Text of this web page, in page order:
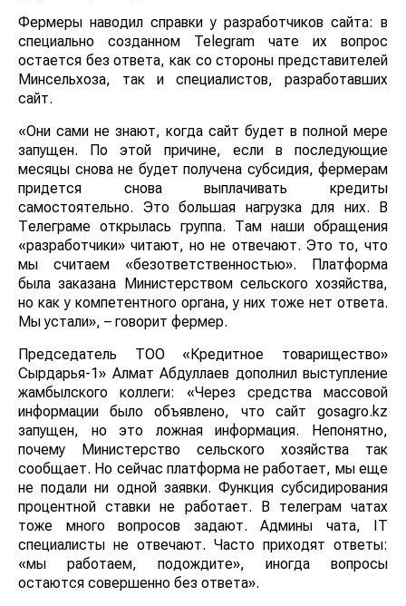
Фермеры наводил справки у разработчиков сайта: в
специально созданном Telegram чате их вопрос
остается без ответа, как со стороны представителей
Минсельхоза, так и специалистов, разработавших
сайт.
«Они сами не знают, когда сайт будет в полной мере
запущен. По этой причине, если в последующие
месяцы снова не будет получена субсидия, фермерам
придется снова выплачивать кредиты
самостоятельно. Это большая нагрузка для них. В
Телеграме открылась группа. Там наши обращения
«разработчики» читают, но не отвечают. Это то, что
мы считаем «безответственностью». Платформа
была заказана Министерством сельского хозяйства,
но как у компетентного органа, у них тоже нет ответа.
Мы устали», – говорит фермер.
Председатель ТОО «Кредитное товарищество»
Сырдарья-1» Алмат Абдуллаев дополнил выступление
жамбылского коллеги: «Через средства массовой
информации было объявлено, что сайт gosagro.kz
запущен, но это ложная информация. Непонятно,
почему Министерство сельского хозяйства так
сообщает. Но сейчас платформа не работает, мы еще
не подали ни одной заявки. Функция субсидирования
процентной ставки не работает. В телеграм чатах
тоже много вопросов задают. Админы чата, ІТ
специалисты не отвечают. Часто приходят ответы:
«мы работаем, подождите», иногда вопросы
остаются совершенно без ответа».